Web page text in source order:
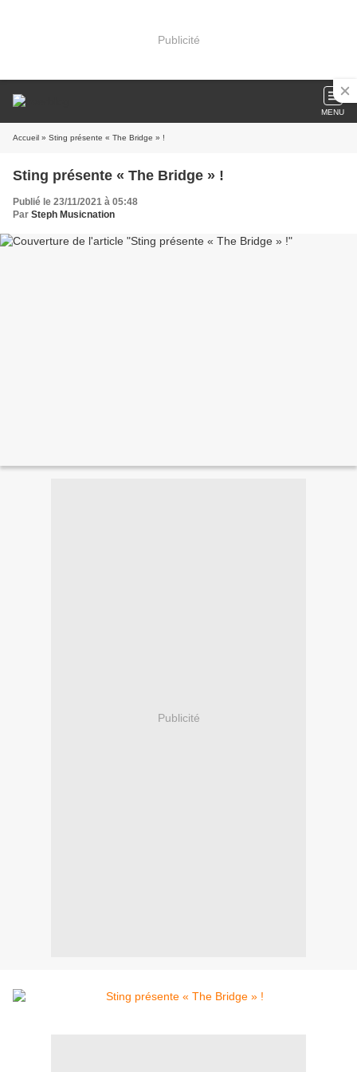
Publicité
MENU
Accueil » Sting présente « The Bridge » !
Sting présente « The Bridge » !
Publié le 23/11/2021 à 05:48
Par Steph Musicnation
Publicité